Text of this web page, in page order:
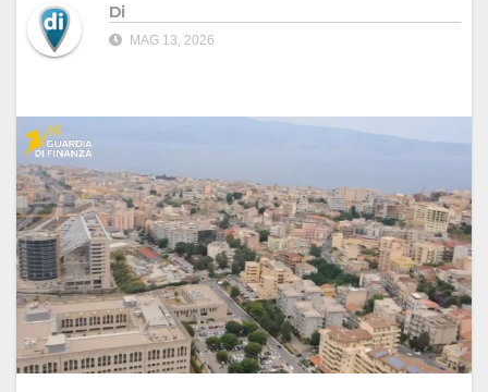
Di
MAG 13, 2026